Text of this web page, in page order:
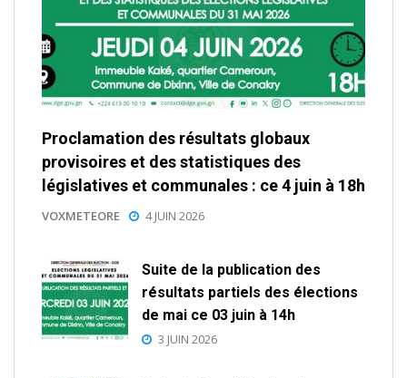
Proclamation des résultats globaux
provisoires et des statistiques des
législatives et communales : ce 4 juin à 18h
VOXMETEORE 4 JUIN 2026
Suite de la publication des
résultats partiels des élections
de mai ce 03 juin à 14h
3 JUIN 2026